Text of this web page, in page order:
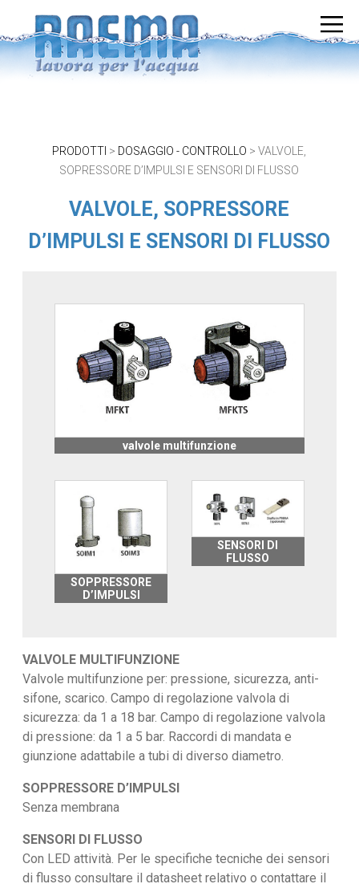
PRODOTTI > DOSAGGIO - CONTROLLO >VALVOLE,
SOPRESSORE D’IMPULSI E SENSORI DI FLUSSO
VALVOLE, SOPRESSORE
D’IMPULSI E SENSORI DI FLUSSO
valvole multifunzione
SOPPRESSORE
D’IMPULSI
SENSORI DI
FLUSSO
VALVOLE MULTIFUNZIONE
Valvole multifunzione per: pressione, sicurezza, anti-
sifone, scarico. Campo di regolazione valvola di
sicurezza: da 1 a 18 bar. Campo di regolazione valvola
di pressione: da 1 a 5 bar. Raccordi di mandata e
giunzione adattabile a tubi di diverso diametro.
SOPPRESSORE D’IMPULSI
Senza membrana
SENSORI DI FLUSSO
Con LED attività. Per le specifiche tecniche dei sensori
di flusso consultare il datasheet relativo o contattare il